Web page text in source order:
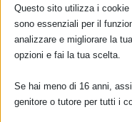
Questo sito utilizza i cookie
sono essenziali per il
analizzare e migliorare la
opzioni e fai la tua scelta.
Se hai meno di 16 anni,
genitore o tutore per tutti i